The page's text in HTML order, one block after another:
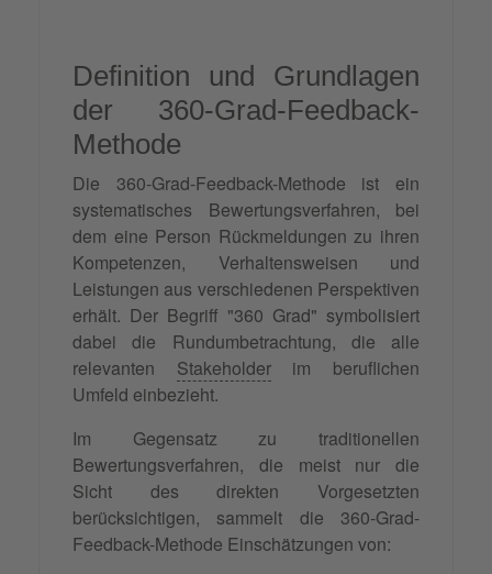
Definition und Grundlagen
der 360-Grad-Feedback-
Methode
Die 360-Grad-Feedback-Methode ist ein
systematisches Bewertungsverfahren, bei
dem eine Person Rückmeldungen zu ihren
Kompetenzen, Verhaltensweisen und
Leistungen aus verschiedenen Perspektiven
erhält. Der Begriff "360 Grad" symbolisiert
dabei die Rundumbetrachtung, die alle
relevanten Stakeholderim beruflichen
Umfeld einbezieht.
Im Gegensatz zu traditionellen
Bewertungsverfahren, die meist nur die
Sicht des direkten Vorgesetzten
berücksichtigen, sammelt die 360-Grad-
Feedback-Methode Einschätzungen von: